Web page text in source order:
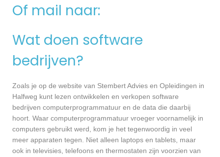
Of mail naar:
Wat doen software
bedrijven?
Zoals je op de website van Stembert Advies en Opleidingen in
Halfweg kunt lezen ontwikkelen en verkopen software
bedrijven computerprogrammatuur en de data die daarbij
hoort. Waar computerprogrammatuur vroeger voornamelijk in
computers gebruikt werd, kom je het tegenwoordig in veel
meer apparaten tegen. Niet alleen laptops en tablets, maar
ook in televisies, telefoons en thermostaten zijn voorzien van